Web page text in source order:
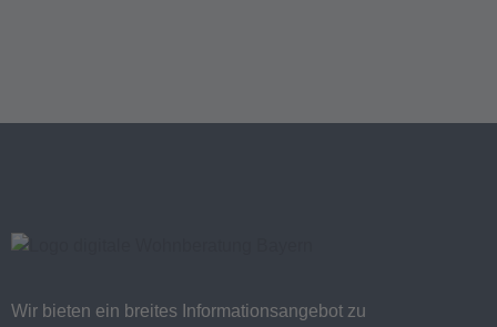
Wir bieten ein breites Informationsangebot zu